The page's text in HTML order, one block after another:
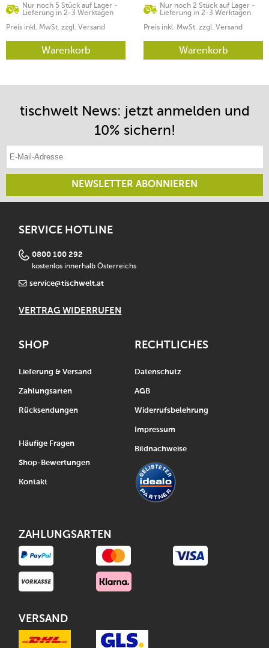
Nur noch 5 Stück auf Lager -
Lieferung in 2-3 Werktagen
Preis inkl. MwSt. zzgl. Versand
Warenkorb
Nur noch 2 Stück auf Lager -
Lieferung in 2-3 Werktagen
Preis inkl. MwSt. zzgl. Versand
Warenkorb
tischwelt News: jetzt anmelden und
10% sichern!
NEWSLETTER ABONNIEREN
SERVICE HOTLINE
0800 100 292
kostenlos innerhalb Österreichs
service@tischwelt.at
VERTRAG WIDERRUFEN
SHOP
Lieferung & Versand
Zahlungsarten
Rücksendungen
Häufige Fragen
Shop-Bewertungen
Kontakt
RECHTLICHES
Datenschutz
AGB
Widerrufsbelehrung
Impressum
Bildnachweise
ZAHLUNGSARTEN
VERSAND